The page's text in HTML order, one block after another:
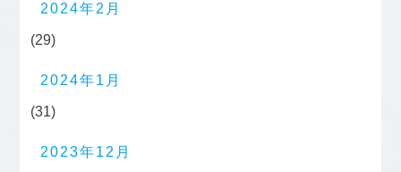
2024年2月
(29)
2024年1月
(31)
2023年12月